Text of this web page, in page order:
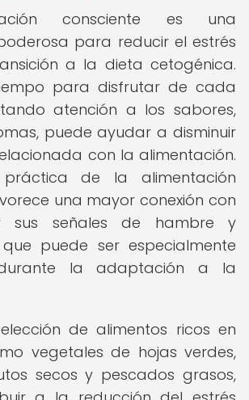
consciente es una
para reducir el estrés
a la dieta cetogénica.
para disfrutar de cada
atención a los sabores,
puede ayudar a disminuir
con la alimentación.
de la alimentación
una mayor conexión con
sus señales de hambre y
puede ser especialmente
durante la adaptación a la
de alimentos ricos en
vegetales de hojas verdes,
secos y pescados grasos,